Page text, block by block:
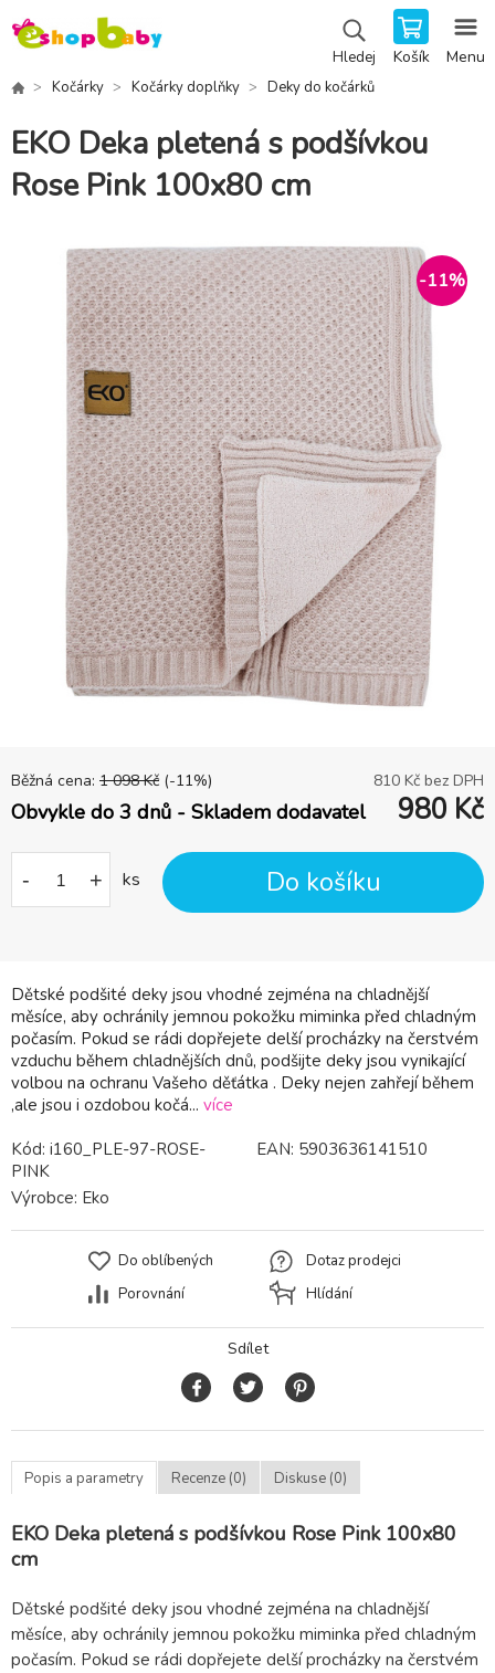
Hledej Košík Menu
Kočárky Kočárky doplňky Deky do kočárků
EKO Deka pletená s podšívkou
Rose Pink 100x80 cm
-11%
Dětské podšité deky jsou vhodné zejména na chladnější
měsíce, aby ochránily jemnou pokožku miminka před chladným
počasím. Pokud se rádi dopřejete delší procházky na čerstvém
vzduchu během chladnějších dnů, podšijte deky jsou vynikající
volbou na ochranu Vašeho děťátka . Deky nejen zahřejí během
,ale jsou i ozdobou kočá... více
Běžná cena: 1 098 Kč (-11%) 810 Kč bez DPH
Obvykle do 3 dnů - Skladem dodavatel 980 Kč
- + ks Do košíku
Kód: i160_PLE-97-ROSE-
PINK
EAN: 5903636141510
Výrobce: Eko
Do oblíbených
Porovnání
Dotaz prodejci
Hlídání
Sdílet
Popis a parametry Recenze (0) Diskuse (0)
EKO Deka pletená s podšívkou Rose Pink 100x80
cm
Dětské podšité deky jsou vhodné zejména na chladnější
měsíce, aby ochránily jemnou pokožku miminka před chladným
počasím. Pokud se rádi dopřejete delší procházky na čerstvém